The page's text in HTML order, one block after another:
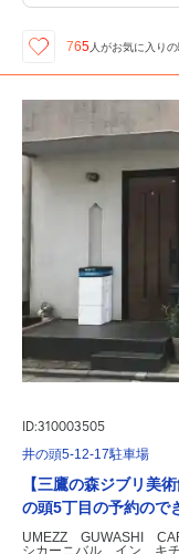
765 人がお気に入り
ID:310003505
井の頭5-12-17駐車場
【三鷹の森ジブリ美
の頭5丁目の予約ので
UMEZZ GUWASHI
シカーニバル イン キ